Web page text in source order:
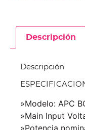
Descripción
Descripción
»Modelo: APC
»Main Input
»Potencia